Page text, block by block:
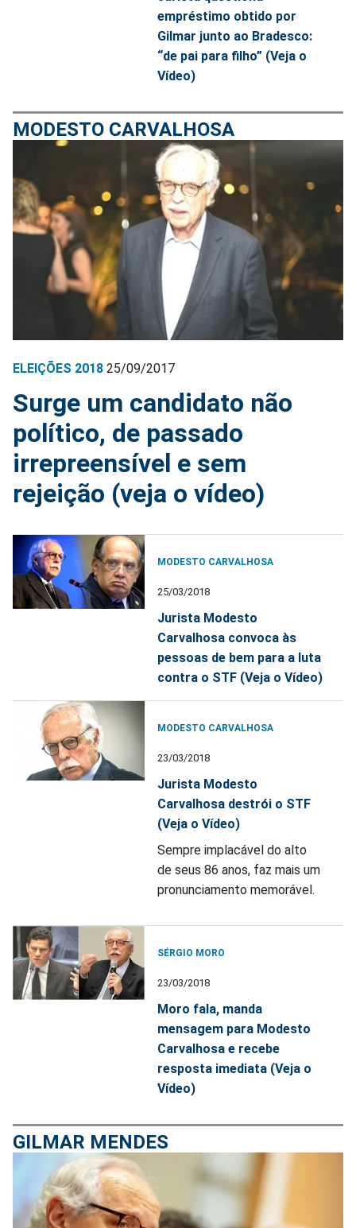
empréstimo obtido por
Gilmar junto ao Bradesco:
“de pai para filho” (Veja o
Vídeo)
MODESTO CARVALHOSA
ELEIÇÕES 2018 25/09/2017
Surge um candidato não
político, de passado
irrepreensível e sem
rejeição (veja o vídeo)
MODESTO CARVALHOSA
25/03/2018
Jurista Modesto
Carvalhosa convoca às
pessoas de bem para a luta
contra o STF (Veja o Vídeo)
MODESTO CARVALHOSA
23/03/2018
Jurista Modesto
Carvalhosa destrói o STF
(Veja o Vídeo)
Sempre implacável do alto
de seus 86 anos, faz mais um
pronunciamento memorável.
SÉRGIO MORO
23/03/2018
Moro fala, manda
mensagem para Modesto
Carvalhosa e recebe
resposta imediata (Veja o
Vídeo)
GILMAR MENDES